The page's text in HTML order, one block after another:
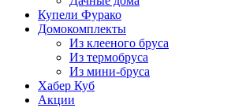
Купели Фурако
Домокомплекты
Из клееного бруса
Из термобруса
Из мини-бруса
Хабер Куб
Акции